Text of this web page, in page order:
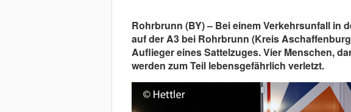
Rohrbrunn (BY) – Bei einem Verkehrsunfall in
auf der A3 bei Rohrbrunn (Kreis
Auflieger eines Sattelzuges. Vier Menschen,
werden zum Teil lebensgefährlich verletzt.